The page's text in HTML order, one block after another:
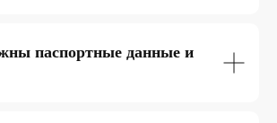
паспортные данные и